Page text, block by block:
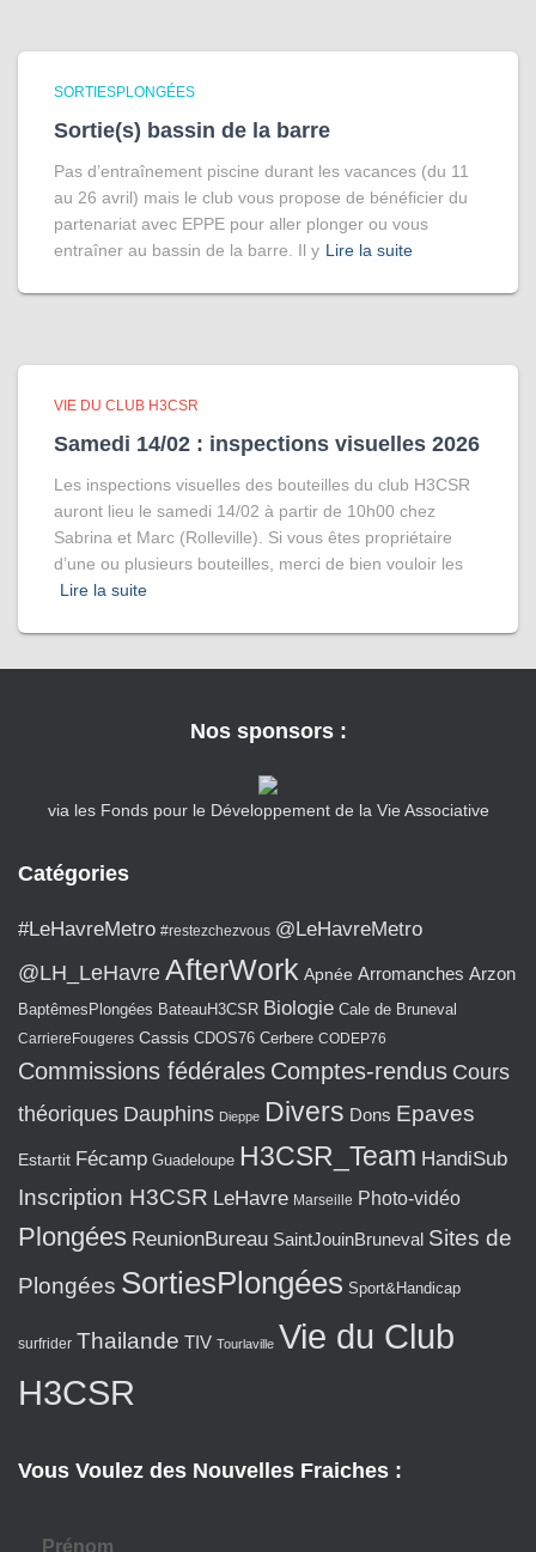
SORTIESPLONGÉES
Sortie(s) bassin de la barre
Pas d’entraînement piscine durant les vacances (du 11
au 26 avril) mais le club vous propose de bénéficier du
partenariat avec EPPE pour aller plonger ou vous
entraîner au bassin de la barre. Il y Lire la suite
VIE DU CLUB H3CSR
Samedi 14/02 : inspections visuelles 2026
Les inspections visuelles des bouteilles du club H3CSR
auront lieu le samedi 14/02 à partir de 10h00 chez
Sabrina et Marc (Rolleville). Si vous êtes propriétaire
d’une ou plusieurs bouteilles, merci de bien vouloir les
Lire la suite
Nos sponsors :
via les Fonds pour le Développement de la Vie Associative
Catégories
#LeHavreMetro #restezchezvous @LeHavreMetro
@LH_LeHavre AfterWork Apnée Arromanches Arzon
BaptêmesPlongées BateauH3CSR Biologie Cale de Bruneval
CarriereFougeres Cassis CDOS76 Cerbere CODEP76
Commissions fédérales Comptes-rendus Cours
théoriques Dauphins Dieppe Divers Dons Epaves
Estartit Fécamp Guadeloupe H3CSR_Team HandiSub
Inscription H3CSR LeHavre Marseille Photo-vidéo
Plongées ReunionBureau SaintJouinBruneval Sites de
Plongées SortiesPlongées Sport&Handicap
surfrider Thailande TIV Tourlaville Vie du Club
H3CSR
Vous Voulez des Nouvelles Fraiches :
Prénom